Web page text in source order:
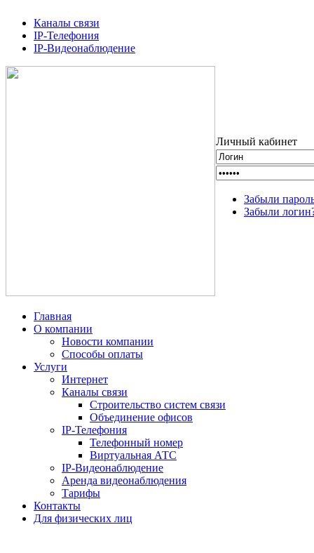
Каналы связи
IP-Телефония
IP-Видеонаблюдение
Личный кабинет
Забыли
Забыли
Главная
О компании
Новости компании
Способы оплаты
Услуги
Интернет
Каналы связи
Строительство систем связи
Объединение офисов
IP-Телефония
Телефонный номер
Виртуальная АТС
IP-Видеонаблюдение
Аренда видеонаблюдения
Тарифы
Контакты
Для физических лиц